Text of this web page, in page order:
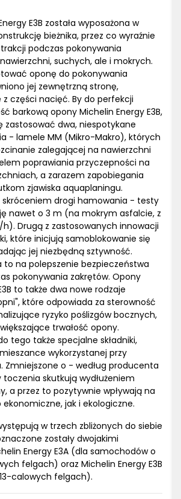
E3B została wyposażona w
bieżnika, przez co wyraźnie
podczas pokonywania
suchych, ale i mokrych.
oponę do pokonywania
jej zewnętrzną stronę,
części nacięć. By do perfekcji
barkową opony Michelin Energy E3B,
zastosować dwa, niespotykane
- lamele MM (Mikro-Makro), których
zalegającej na nawierzchni
poprawiania przyczepności na
a zarazem zapobiegania
zjawiska aquaplaningu.
skróceniem drogi hamowania - testy
nawet o 3 m (na mokrym asfalcie, z
Drugą z zastosowanych innowacji
które inicjują samoblokowanie się
jej niezbędną sztywność.
to na polepszenie bezpieczeństwa
pokonywania zakrętów. Opony
to także dwa nowe rodzaje
które odpowiada za sterowność
ryzyko poślizgów bocznych,
trwałość opony.
tego także specjalne składniki,
wykorzystanej przy
Zmniejszone o - według producenta
toczenia skutkują wydłużeniem
a przez to pozytywnie wpływają na
jak i ekologiczne.
w trzech zbliżonych do siebie
zostały dwojakimi
Energy E3A (dla samochodów o
felgach) oraz Michelin Energy E3B
calowych felgach).